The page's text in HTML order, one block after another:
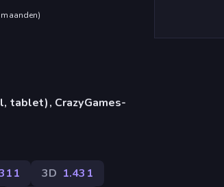
)
tablet), CrazyGames-
3D 1.431